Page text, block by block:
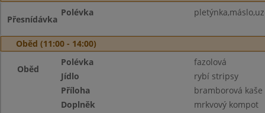
Přesnídávka
Polévka
Oběd (11:00 - 14:00)
Oběd
Polévka
fazolová
Jídlo
rybí stripsy
Příloha
bramborová kaše
Doplněk
mrkvový kompot